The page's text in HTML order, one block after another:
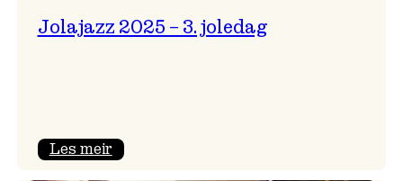
Jolajazz 2025 – 3. joledag
Les meir: